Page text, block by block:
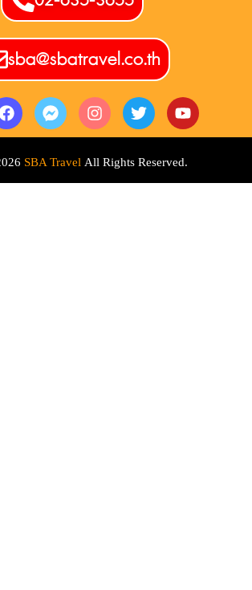
sba@sbatravel.co.th
SBA Travel All Rights Reserved.